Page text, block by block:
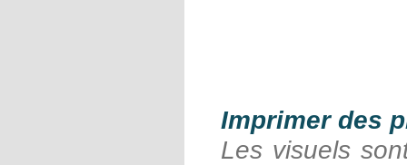
Imprimer des
Les visuels